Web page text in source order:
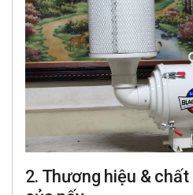
2. Thương hiệu &